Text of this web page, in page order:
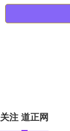
关注 道正网